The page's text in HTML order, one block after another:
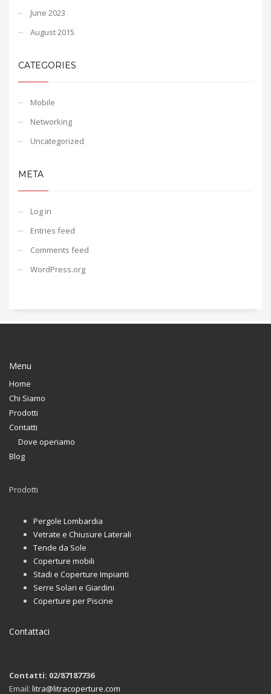
June 2023
August 2015
CATEGORIES
Mobile
Networking
Uncategorized
META
Log in
Entries feed
Comments feed
WordPress.org
Menu
Home
Chi Siamo
Prodotti
Contatti
Dove operiamo
Blog
Prodotti
Pergole Lombardia
Vetrate e Chiusure Laterali
Tende da Sole
Coperture mobili
Stadi e Coperture Impianti
Serre Solari e Giardini
Coperture per Piscine
Contattaci
Contatti: 02/87187736
Email: litra@litracoperture.com